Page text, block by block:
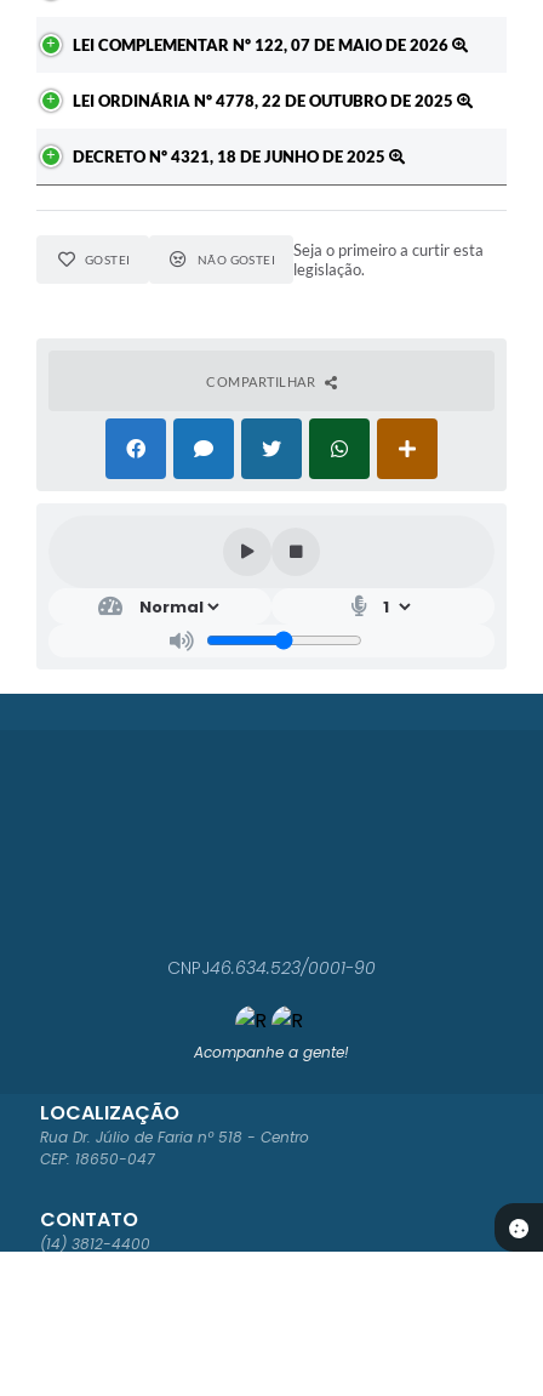
LEI COMPLEMENTAR Nº 122, 07 DE MAIO DE 2026
LEI ORDINÁRIA Nº 4778, 22 DE OUTUBRO DE 2025
DECRETO Nº 4321, 18 DE JUNHO DE 2025
GOSTEI NÃO GOSTEI
Seja o primeiro a curtir esta
legislação.
COMPARTILHAR
Acompanhe a gente!
LOCALIZAÇÃO
Rua Dr. Júlio de Faria nº 518 - Centro
CEP: 18650-047
CONTATO
(14) 3812-4400
CNPJ46.634.523/0001-90